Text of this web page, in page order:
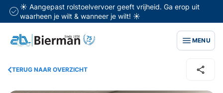
☀️ Aangepast rolstoelvervoer geeft vrijheid. Ga erop uit
waarheen je wilt & wanneer je wilt! ☀️
MENU
TERUG NAAR OVERZICHT